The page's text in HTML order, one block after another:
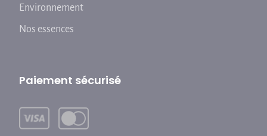
Environnement
Nos essences
Paiement sécurisé